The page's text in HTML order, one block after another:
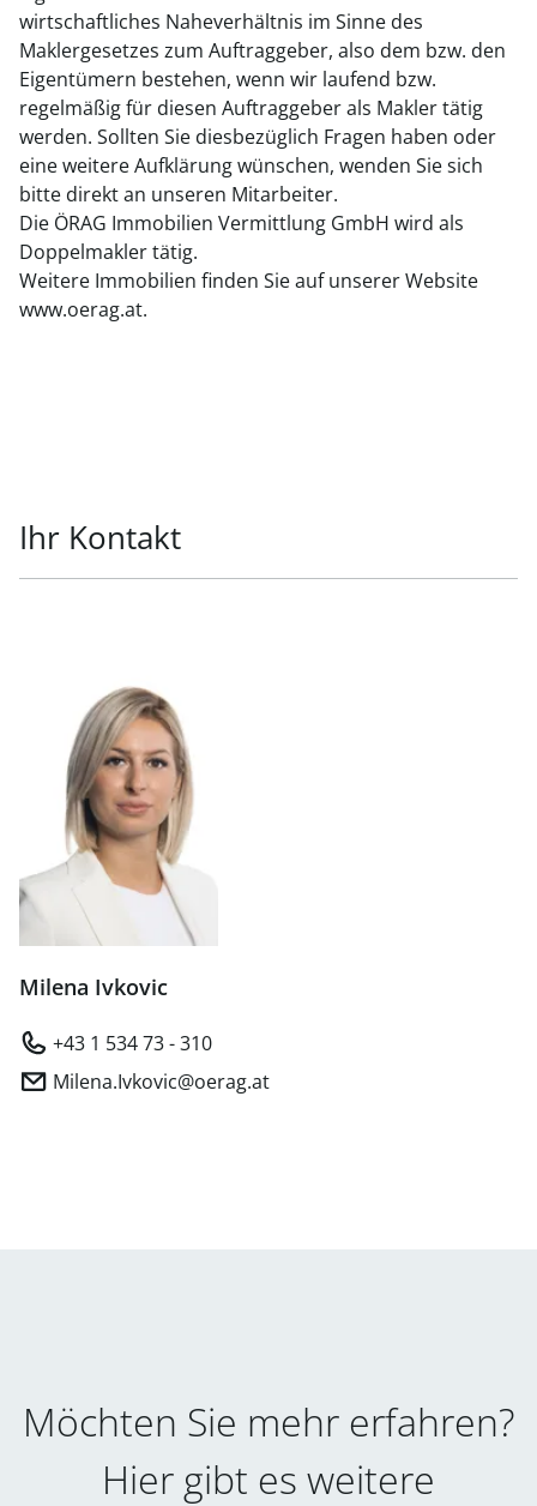
wirtschaftliches Naheverhältnis im Sinne des
Maklergesetzes zum Auftraggeber, also dem bzw. den
Eigentümern bestehen, wenn wir laufend bzw.
regelmäßig für diesen Auftraggeber als Makler tätig
werden. Sollten Sie diesbezüglich Fragen haben oder
eine weitere Aufklärung wünschen, wenden Sie sich
bitte direkt an unseren Mitarbeiter.
Die ÖRAG Immobilien Vermittlung GmbH wird als
Doppelmakler tätig.
Weitere Immobilien finden Sie auf unserer Website
www.oerag.at.
Ihr Kontakt
Milena Ivkovic
+43 1 534 73 - 310
Milena.Ivkovic@oerag.at
Möchten Sie mehr erfahren?
Hier gibt es weitere